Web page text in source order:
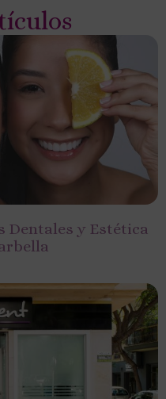
Dentales y Estética